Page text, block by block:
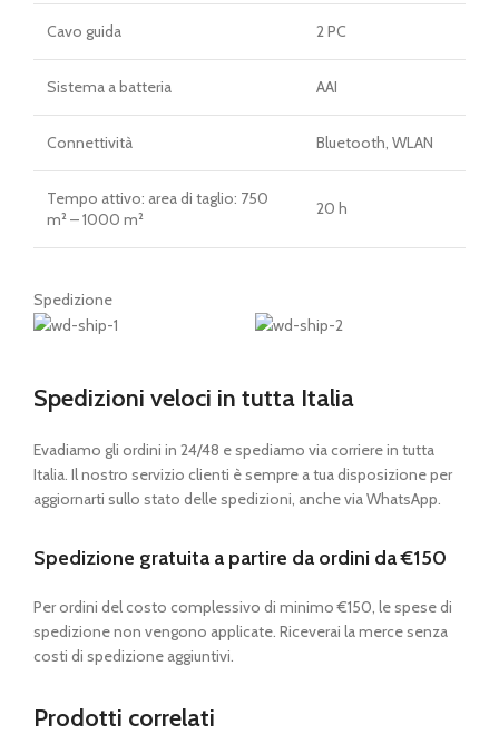
Cavo guida 2 PC
Sistema a batteria AAI
Connettività Bluetooth, WLAN
Tempo attivo: area di taglio: 750
m² – 1000 m²
20 h
Spedizione
Spedizioni veloci in tutta Italia
Evadiamo gli ordini in 24/48 e spediamo via corriere in tutta
Italia. Il nostro servizio clienti è sempre a tua disposizione per
aggiornarti sullo stato delle spedizioni, anche via WhatsApp.
Spedizione gratuita a partire da ordini da €150
Per ordini del costo complessivo di minimo €150, le spese di
spedizione non vengono applicate. Riceverai la merce senza
costi di spedizione aggiuntivi.
Prodotti correlati